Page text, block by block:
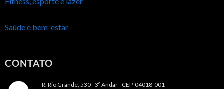
Saúde e bem-estar
CONTATO
R. Rio Grande, 530 - 3º Andar - CEP 04018-001